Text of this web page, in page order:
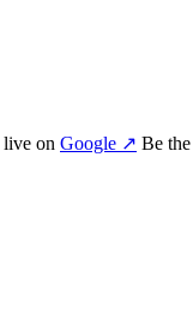
live on Google ↗ Be